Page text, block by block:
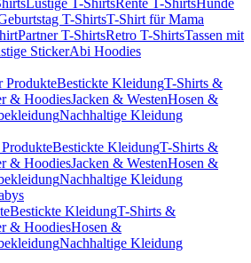
Lustige T-ShirtsRente T-ShirtsHunde
T-ShirtsT-Shirt für Mama
Partner T-ShirtsRetro T-ShirtsTassen mit
StickerAbi Hoodies
ProdukteBestickte KleidungT-Shirts &
& HoodiesJacken & WestenHosen &
Nachhaltige Kleidung
Bestickte KleidungT-Shirts &
& HoodiesJacken & WestenHosen &
Nachhaltige Kleidung
Bestickte KleidungT-Shirts &
& HoodiesHosen &
Nachhaltige Kleidung